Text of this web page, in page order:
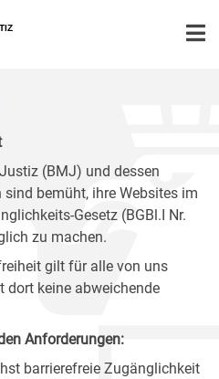
(BMJ) und dessen
bemüht, ihre Websites im
Gesetz (BGBl.I Nr.
zu machen.
gilt für alle von uns
dort keine abweichende
Anforderungen:
barrierefreie Zugänglichkeit